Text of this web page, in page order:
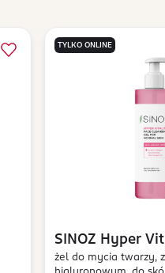
TYLKO ONLINE
SINOZ Hyper
żel do mycia twarzy,